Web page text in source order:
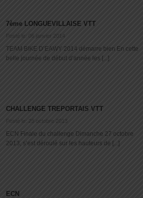
7ème LONGUEVILLAISE VTT
Posté le: 06 janvier 2014
TEAM BIKE D’EAWY 2014 démarre bien En cette
belle journée de début d’année les [...]
CHALLENGE TREPORTAIS VTT
Posté le: 28 octobre 2013
ECN Finale du challenge Dimanche 27 octobre
2013, s’est déroulé sur les hauteurs de [...]
ECN